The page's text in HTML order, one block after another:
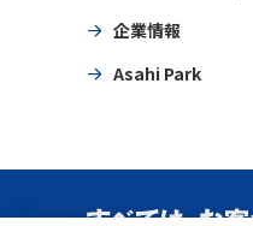
企業情報
Asahi Park